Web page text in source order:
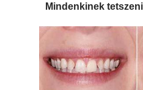
Mindenkinek